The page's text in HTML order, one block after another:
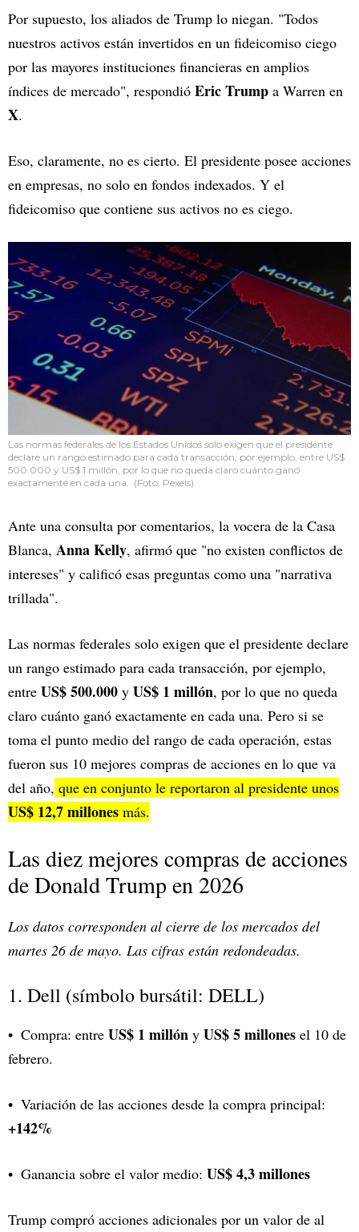
Por supuesto, los aliados de Trump lo niegan. "Todos
nuestros activos están invertidos en un fideicomiso ciego
por las mayores instituciones financieras en amplios
índices de mercado", respondió Eric Trump a Warren en
X.
Eso, claramente, no es cierto. El presidente posee acciones
en empresas, no solo en fondos indexados. Y el
fideicomiso que contiene sus activos no es ciego.
Las normas federales de los Estados Unidos solo exigen que el presidente
declare un rango estimado para cada transacción, por ejemplo, entre US$
500.000 y US$ 1 millón, por lo que no queda claro cuánto ganó
exactamente en cada una. (Foto: Pexels).
Ante una consulta por comentarios, la vocera de la Casa
Blanca, Anna Kelly, afirmó que "no existen conflictos de
intereses" y calificó esas preguntas como una "narrativa
trillada".
Las normas federales solo exigen que el presidente declare
un rango estimado para cada transacción, por ejemplo,
entre US$ 500.000 y US$ 1 millón, por lo que no queda
claro cuánto ganó exactamente en cada una. Pero si se
toma el punto medio del rango de cada operación, estas
fueron sus 10 mejores compras de acciones en lo que va
del año, que en conjunto le reportaron al presidente unos
US$ 12,7 millones más.
Las diez mejores compras de acciones
de Donald Trump en 2026
Los datos corresponden al cierre de los mercados del
martes 26 de mayo. Las cifras están redondeadas.
1. Dell (símbolo bursátil: DELL)
Compra: entre US$ 1 millón y US$ 5 millones el 10 de
febrero.
Variación de las acciones desde la compra principal:
+142%
Ganancia sobre el valor medio: US$ 4,3 millones
Trump compró acciones adicionales por un valor de al